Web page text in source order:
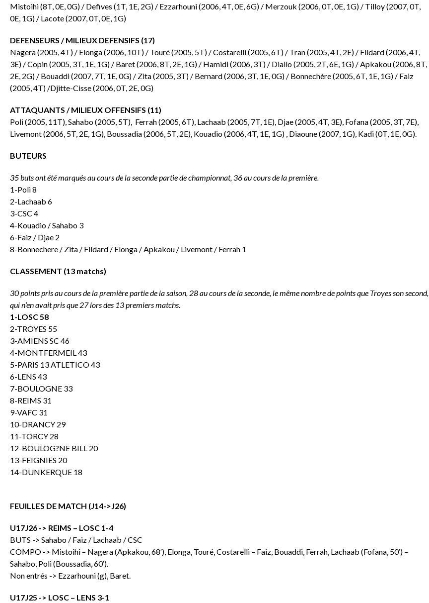
Mistoihi (8T, 0E, 0G) / Defives (1T, 1E, 2G) / Ezzarhouni (2006, 4T, 0E, 6G) / Merzouk (2006, 0T, 0E, 1G) / Tilloy (2007, 0T,
0E, 1G) / Lacote (2007, 0T, 0E, 1G)
DEFENSEURS / MILIEUX DEFENSIFS (17)
Nagera (2005, 4T) / Elonga (2006, 10T) / Touré (2005, 5T) / Costarelli (2005, 6T) / Tran (2005, 4T, 2E) / Fildard (2006, 4T,
3E) / Copin (2005, 3T, 1E, 1G) / Baret (2006, 8T, 2E, 1G) / Hamidi (2006, 3T) / Diallo (2005, 2T, 6E, 1G) / Apkakou (2006, 8T,
2E, 2G) / Bouaddi (2007, 7T, 1E, 0G) / Zita (2005, 3T) / Bernard (2006, 3T, 1E, 0G) / Bonnechère (2005, 6T, 1E, 1G) / Faiz
(2005, 4T) /Djitte-Cisse (2006, 0T, 2E, 0G)
ATTAQUANTS / MILIEUX OFFENSIFS (11)
Poli (2005, 11T), Sahabo (2005, 5T), Ferrah (2005, 6T), Lachaab (2005, 7T, 1E), Djae (2005, 4T, 3E), Fofana (2005, 3T, 7E),
Livemont (2006, 5T, 2E, 1G), Boussadia (2006, 5T, 2E), Kouadio (2006, 4T, 1E, 1G) , Diaoune (2007, 1G), Kadi (0T, 1E, 0G).
BUTEURS
35 buts ont été marqués au cours de la seconde partie de championnat, 36 au cours de la première.
1-Poli 8
2-Lachaab 6
3-CSC 4
4-Kouadio / Sahabo 3
6-Faiz / Djae 2
8-Bonnechere / Zita / Fildard / Elonga / Apkakou / Livemont / Ferrah 1
CLASSEMENT (13 matchs)
30 points pris au cours de la première partie de la saison, 28 au cours de la seconde, le même nombre de points que Troyes son second,
qui n’en avait pris que 27 lors des 13 premiers matchs.
1-LOSC 58
2-TROYES 55
3-AMIENS SC 46
4-MONTFERMEIL 43
5-PARIS 13 ATLETICO 43
6-LENS 43
7-BOULOGNE 33
8-REIMS 31
9-VAFC 31
10-DRANCY 29
11-TORCY 28
12-BOULOG?NE BILL 20
13-FEIGNIES 20
14-DUNKERQUE 18
FEUILLES DE MATCH (J14->J26)
U17J26 -> REIMS – LOSC 1-4
BUTS -> Sahabo / Faiz / Lachaab / CSC
COMPO -> Mistoihi – Nagera (Apkakou, 68′), Elonga, Touré, Costarelli – Faiz, Bouaddi, Ferrah, Lachaab (Fofana, 50′) –
Sahabo, Poli (Boussadia, 60′).
Non entrés -> Ezzarhouni (g), Baret.
U17J25 -> LOSC – LENS 3-1